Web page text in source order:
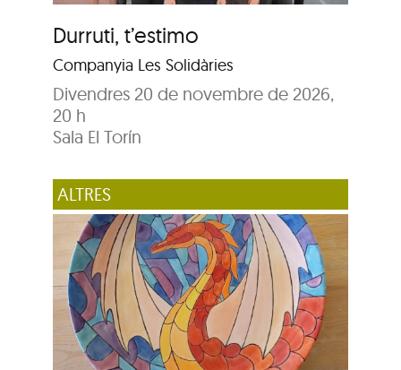
Durruti, t’estimo
Companyia Les Solidàries
Divendres 20 de novembre de 2026,
20 h
Sala El Torín
ALTRES